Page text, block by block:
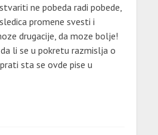
ne pobeda radi pobede,
promene svesti i
drugacije, da moze bolje!
li se u pokretu razmislja o
sta se ovde pise u